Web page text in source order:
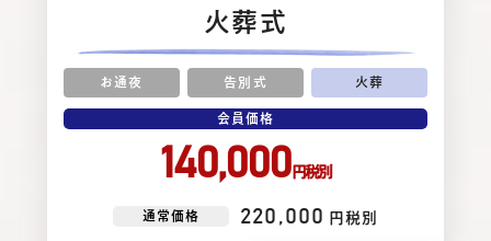
火葬式
お通夜 告別式 火葬
会員価格
140,000円税別
通常価格 220,000 円税別